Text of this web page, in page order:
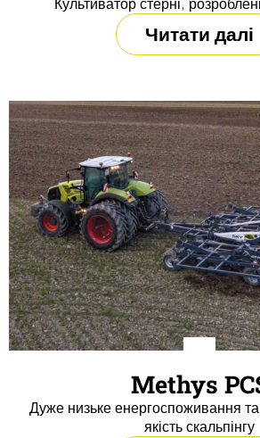
Культиватор стерні,
Читати далі
Methys
Дуже низьке енергоспоживання
якість скальпінгу